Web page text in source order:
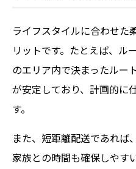
ライフスタイルに合わせた
リットです。たとえば、ル
のエリア内で決まったルー
が安定しており、計画的に
す。
また、短距離配送であれば
家族との時間も確保しやす